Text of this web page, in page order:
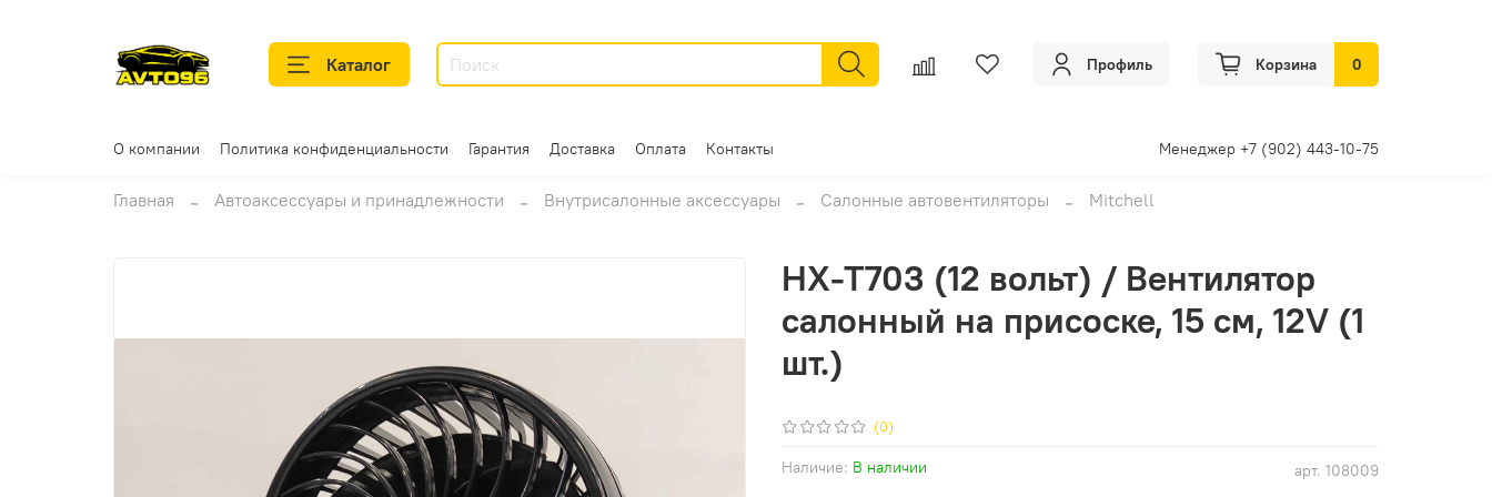
Каталог Профиль Корзина 0
О компании Политика конфиденциальности Гарантия Доставка Оплата Контакты Менеджер +7 (902) 443-10-75
Главная Автоаксессуары и принадлежности Внутрисалонные аксессуары Салонные автовентиляторы Mitchell
(0)
арт. 108009
Наличие: В наличии
HX-T703 (12 вольт) / Вентилятор
салонный на присоске, 15 см, 12V (1
шт.)